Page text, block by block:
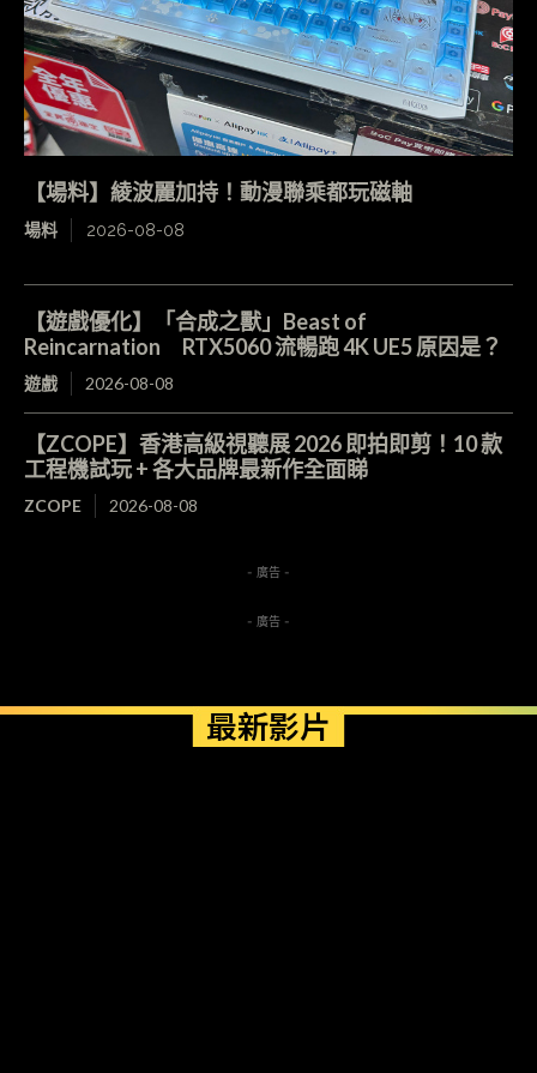
【場料】綾波麗加持！動漫聯乘都玩磁軸
場料 2026-08-08
【遊戲優化】「合成之獸」Beast of
Reincarnation RTX5060 流暢跑 4K UE5 原因是？
遊戲 2026-08-08
【ZCOPE】香港高級視聽展 2026 即拍即剪！10 款
工程機試玩 + 各大品牌最新作全面睇
ZCOPE 2026-08-08
- 廣告 -
- 廣告 -
最新影片